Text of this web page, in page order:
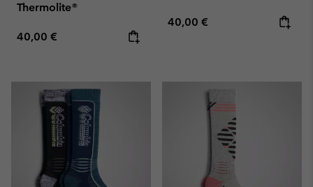
Thermolite®
Regular price:
40,00 €
Regular price:
40,00 €